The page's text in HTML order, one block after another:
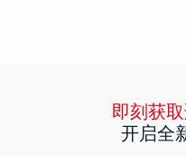
即刻获取
开启全